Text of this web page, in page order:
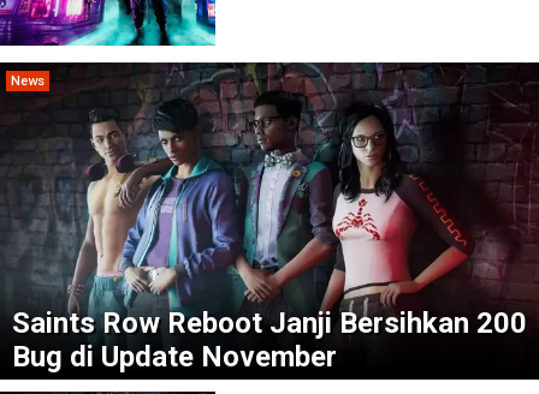
News
Saints Row Reboot Janji Bersihkan 200
Bug di Update November